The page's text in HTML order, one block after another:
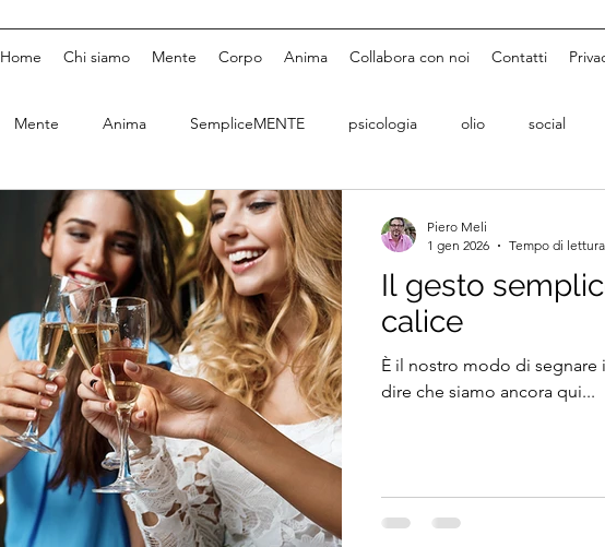
Home Chi siamo Mente Corpo Anima Collabora con noi Contatti
Mente Anima SempliceMENTE psicologia olio social
Il gesto
calice
È il nostro modo di
dire che siamo ancora qui...
Piero Meli
1 gen 2026
Tempo di